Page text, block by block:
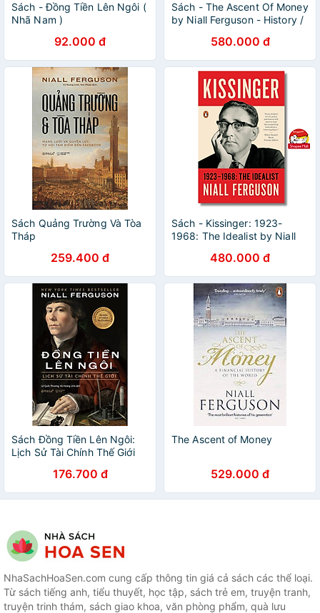
Sách - Đồng Tiền Lên Ngôi (
Nhã Nam )
92.000 đ
Sách - The Ascent Of Money
by Niall Ferguson - History /
Nonfiction - English Book
580.000 đ
Sách Quảng Trường Và Tòa
Tháp
259.400 đ
Sách - Kissinger: 1923-
1968: The Idealist by Niall
/History /Nonfiction in
English
480.000 đ
Sách Đồng Tiền Lên Ngôi:
Lịch Sử Tài Chính Thế Giới
176.700 đ
The Ascent of Money
529.000 đ
NhaSachHoaSen.com cung cấp thông tin giá cả sách các thể loại.
Từ sách tiếng anh, tiểu thuyết, học tập, sách trẻ em, truyện tranh,
truyện trinh thám, sách giao khoa, văn phòng phẩm, quà lưu